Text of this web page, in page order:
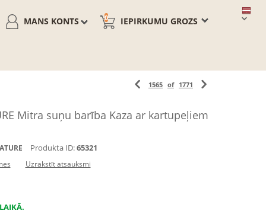
IEPIRKUMU GROZS
0
MANS KONTS
1565 of 1771
Mitra suņu barība Kaza ar kartupeļiem
Produkta ID:65321
Uzrakstīt atsauksmi